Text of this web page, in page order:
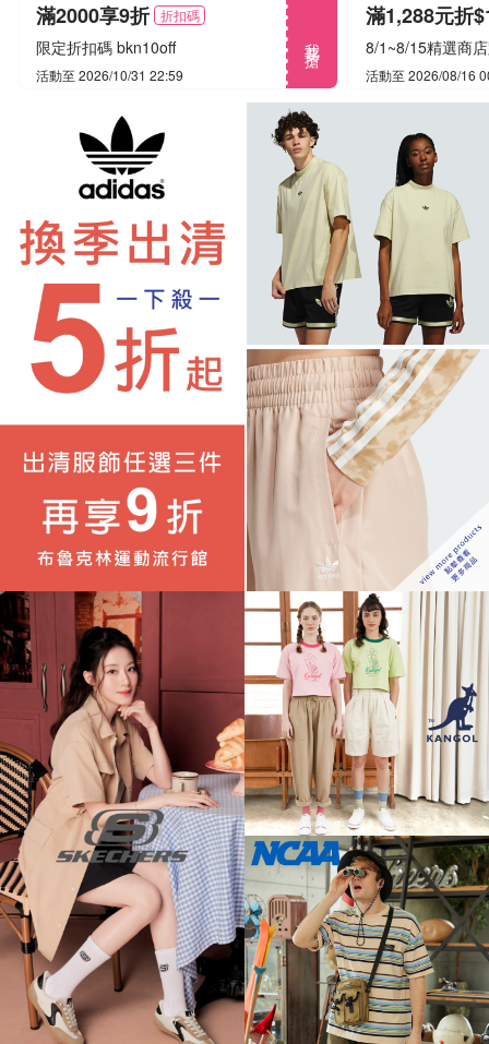
滿2000享9折 折扣碼
限定折扣碼 bkn10off
活動至 2026/10/31 22:59 活動至 2026/08/16